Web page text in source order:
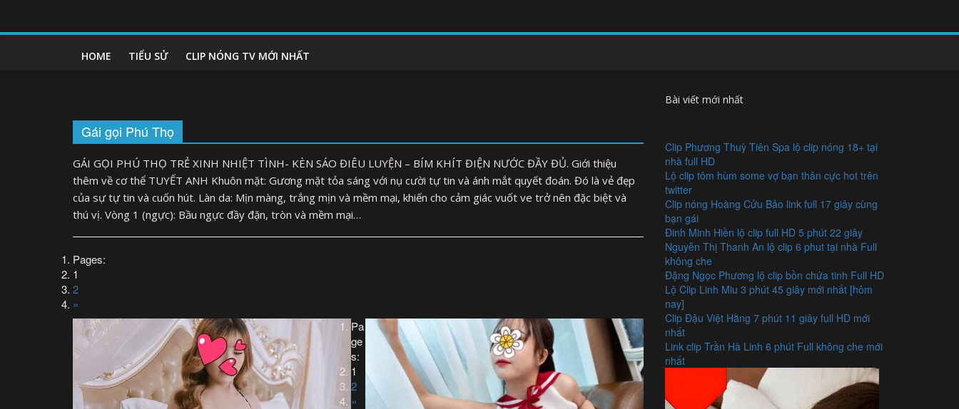
content
clipnonglive.com
HOME TIỂU SỬ CLIP NÓNG TV MỚI NHẤT
Gái gọi Phú Thọ
GÁI GỌI PHÚ THỌ TRẺ XINH NHIỆT TÌNH- KÈN SÁO ĐIÊU LUYỆN – BÍM KHÍT ĐIỆN NƯỚC ĐẦY ĐỦ. Giới thiệu
thêm về cơ thể TUYẾT ANH Khuôn mặt: Gương mặt tỏa sáng với nụ cười tự tin và ánh mắt quyết đoán. Đó là vẻ đẹp
của sự tự tin và cuốn hút. Làn da: Mịn màng, trắng mịn và mềm mại, khiến cho cảm giác vuốt ve trở nên đặc biệt và
thú vị. Vòng 1 (ngực): Bầu ngực đầy đặn, tròn và mềm mại…
Pages:
1
2
»
Pa
ge
s:
1
2
»
Bài viết mới nhất
Clip Phương Thuỳ Tiên Spa lộ clip nóng 18+ tại
nhà full HD
Lộ clip tôm hùm some vợ bạn thân cực hot trên
twitter
Clip nóng Hoàng Cửu Bảo link full 17 giây cùng
bạn gái
Đinh Minh Hiền lộ clip full HD 5 phút 22 giây
Nguyễn Thị Thanh An lộ clip 6 phut tại nhà Full
không che
Đặng Ngọc Phương lộ clip bồn chứa tinh Full HD
Lộ Clip Linh Miu 3 phút 45 giây mới nhất [hôm
nay]
Clip Đậu Việt Hằng 7 phút 11 giây full HD mới
nhất
Link clip Trần Hà Linh 6 phút Full không che mới
nhất